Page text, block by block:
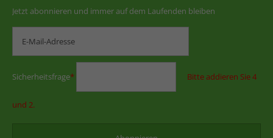
Jetzt abonnieren und immer auf dem Laufenden bleiben
Sicherheitsfrage* Bitte addieren Sie 4
und 2.